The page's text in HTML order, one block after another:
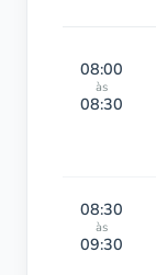
08:00
às
08:30
08:30
às
09:30